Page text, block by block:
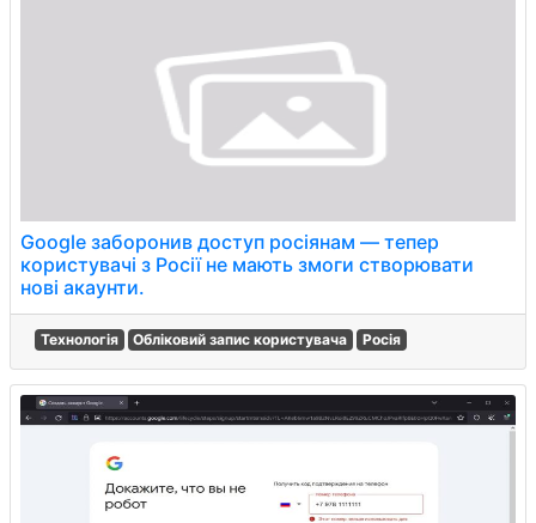
Google заборонив доступ росіянам — тепер
користувачі з Росії не мають змоги створювати
нові акаунти.
Технологія Обліковий запис користувача Росія